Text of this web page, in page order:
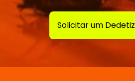
Solicitar um